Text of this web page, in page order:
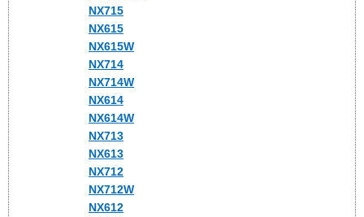
NX715
NX615
NX615W
NX714
NX714W
NX614
NX614W
NX713
NX613
NX712
NX712W
NX612